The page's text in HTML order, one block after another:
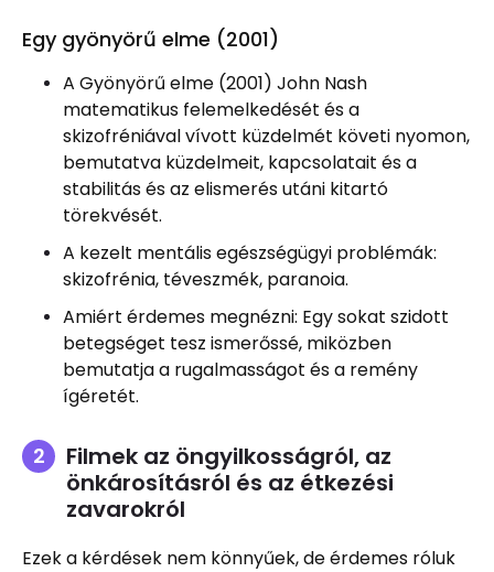
Egy gyönyörű elme (2001)
A Gyönyörű elme (2001) John Nash
matematikus felemelkedését és a
skizofréniával vívott küzdelmét követi nyomon,
bemutatva küzdelmeit, kapcsolatait és a
stabilitás és az elismerés utáni kitartó
törekvését.
A kezelt mentális egészségügyi problémák:
skizofrénia, téveszmék, paranoia.
Amiért érdemes megnézni: Egy sokat szidott
betegséget tesz ismerőssé, miközben
bemutatja a rugalmasságot és a remény
ígéretét.
Filmek az öngyilkosságról, az
önkárosításról és az étkezési
zavarokról
Ezek a kérdések nem könnyűek, de érdemes róluk